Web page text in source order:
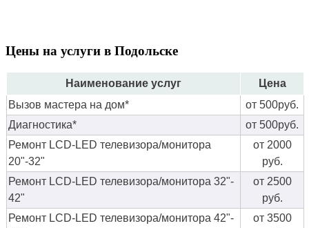
Цены на услуги в Подольске
Наименование услуг
Цена
Вызов мастера на дом*
от 500руб.
Диагностика*
от 500руб.
Ремонт LCD-LED телевизора/монитора
20"-32"
от 2000
руб.
Ремонт LCD-LED телевизора/монитора 32"-
42"
от 2500
руб.
Ремонт LCD-LED телевизора/монитора 42"-
от 3500